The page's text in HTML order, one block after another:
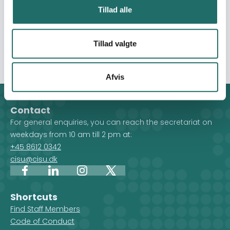
Tillad alle
Tillad valgte
Afvis
videomateriale om vilkårene for LGBT+ personer på flugt.
Workshoppenes løsninger tager udgangspunkt heri, og
når videoerne deles på sociale medier.
Contact
For general enquiries, you can reach the secretariat on
weekdays from 10 am till 2 pm at:
+45 8612 0342
cisu@cisu.dk
FacebookLinkedInInstagram
X
Shortcuts
Find Staff Members
Code of Conduct